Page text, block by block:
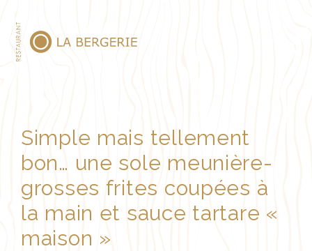
Simple mais tellement
bon… une sole meunière-
grosses frites coupées à
la main et sauce tartare «
maison »